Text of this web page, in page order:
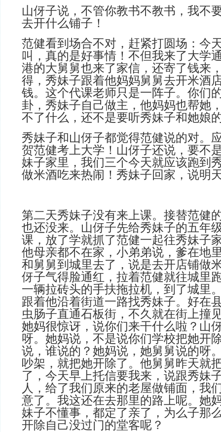
山伢子说，不管你教书不教书，我不
去开什么铺子！
范健看到场合不对，赶紧打圆场：今
叫，真的是好事情！不但我来了大学
港的大舅舅也来了家信，还寄了钱来
得，秀妹子跟着他妈妈舅舅去开米酒
钱。这个代课老师只是一阵子。你们
卦，秀妹子自己做主，他妈妈也帮她
不了什么，还不是要听秀妹子和她娘
秀妹子和山伢子都觉得范健说的对。
贺范健考上大学！山伢子还说，要不
妹子家里，我们三个今天就应该跑到
做米酒吃来热闹！秀妹子回家，说明
第二天秀妹子没有来上课。接替范健
也还没来。山伢子先给秀妹子的五年
课，放了学就抓了范健一起往秀妹子
他母亲都不在家，小弟弟说，爹在地
和舅舅到城里去了，说是去开店铺做
伢子气得脸通红，拉着范健就往城里
一辆拉砖头的手扶拖拉机，到了城里
跟着他沿着街道一路找秀妹子。好在
虫肠子直通石板街，不久就在街上撞
她妈很惊讶，说你们来干什么啦？山
呀。她妈说，不是说你们学校把她开
说，谁说的？她妈说，她舅舅说的呀
吵架，就把她开除了。他舅舅昨天就
了，今天早上托信要我来，说跟秀妹
人，给了我们原来的老屋做铺面，我
意了。我这还在去那里的路上呢。她
妹子不懂事，都定了亲了，为么子那
开除自己没过门的堂客呢？